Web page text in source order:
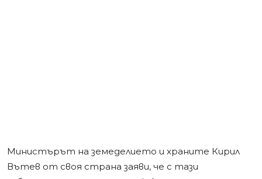
Министърът на земеделието и храните Кирил
Вътев от своя страна заяви, че с тази